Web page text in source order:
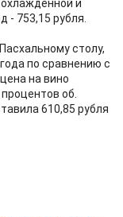
и
- 753,15 рубля.
столу,
по сравнению с
на вино
об.
610,85 рубля